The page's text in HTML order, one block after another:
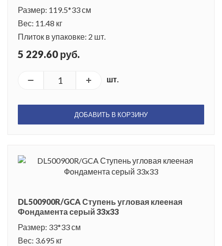
Размер: 119.5*33 см
Вес: 11.48 кг
Плиток в упаковке: 2 шт.
5 229.60 руб.
шт.
ДОБАВИТЬ В КОРЗИНУ
DL500900R/GCA Ступень угловая клееная
Фондамента серый 33x33
Размер: 33*33 см
Вес: 3.695 кг